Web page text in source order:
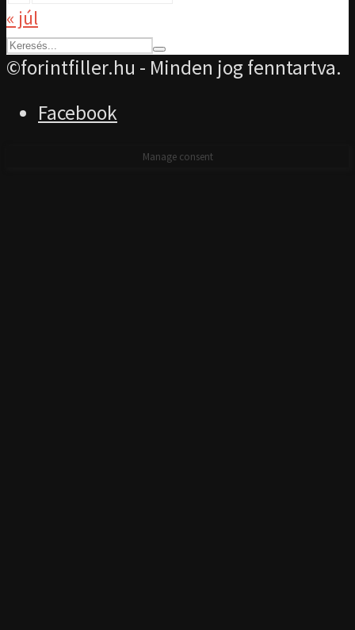
« júl
©forintfiller.hu - Minden jog fenntartva.
Facebook
Manage consent